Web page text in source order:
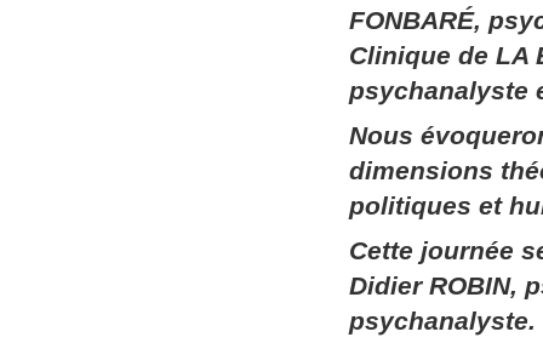
FONBARÉ,
Clinique de LA
psychanalyste
Nous
dimensions
politiques et
Cette journée
Didier ROBIN,
psychanalyste.